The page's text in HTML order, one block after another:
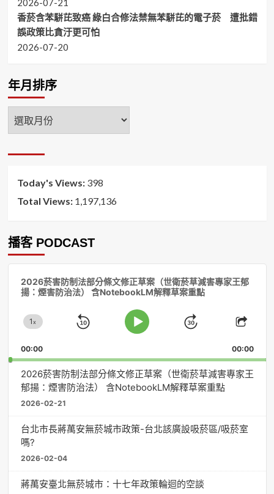
香菸含苯駢芘致癌 綠白合修法禁無苯駢芘的電子菸 遭批錯
誤政策比貪汙更可怕
2026-07-20
年月排序
年
月
序
Today's Views: 398
Total Views: 1,197,136
播客 PODCAST
2026菸害防制法部分條文修正草案（世衛菸草減害專家王郁
揚：煙害防治法） 含NotebookLM解釋草案重點
Change
Rate
1x
Skip
Play
Jump
Forward
Share
00:00 00:00
2026菸害防制法部分條文修正草案（世衛菸草減害專家王
郁揚：煙害防治法） 含NotebookLM解釋草案重點
2026-02-21
台北市長蔣萬安無菸城市政策-台北該廣設吸菸區/吸菸室
嗎?
2026-02-04
蔣萬安臺北無菸城市：十七年政策輪迴的空談